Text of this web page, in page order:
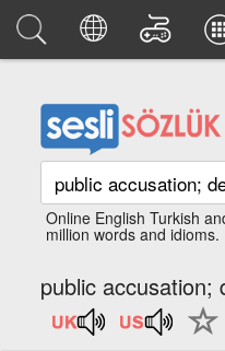
Online English Turkish
million words and idioms.
public accusation;